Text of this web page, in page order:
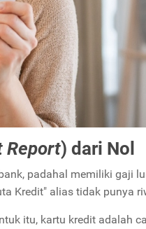
Report) dari Nol
padahal memiliki gaji
Kredit" alias tidak punya
itu, kartu kredit adalah